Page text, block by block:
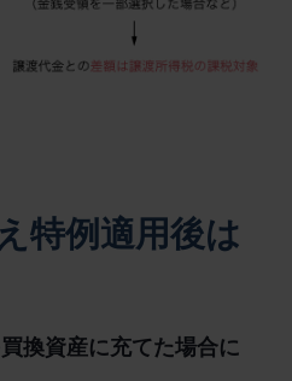
特例適用後は
換資産に充てた場合に